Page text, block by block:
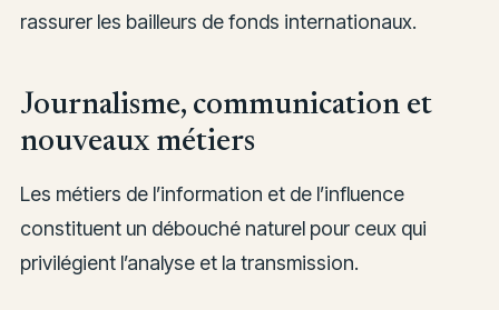
rassurer les bailleurs de fonds internationaux.
Journalisme, communication et
nouveaux métiers
Les métiers de l’information et de l’influence
constituent un débouché naturel pour ceux qui
privilégient l’analyse et la transmission.